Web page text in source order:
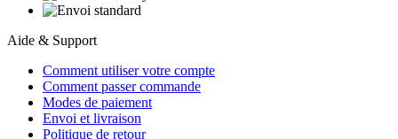
Aide & Support
Comment utiliser votre compte
Comment passer commande
Modes de paiement
Envoi et livraison
Politique de retour